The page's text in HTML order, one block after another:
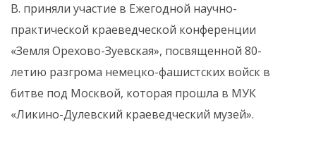
В. приняли участие в Ежегодной научно-
практической краеведческой конференции
«Земля Орехово-Зуевская», посвященной 80-
летию разгрома немецко-фашистских войск в
битве под Москвой, которая прошла в МУК
«Ликино-Дулевский краеведческий музей».